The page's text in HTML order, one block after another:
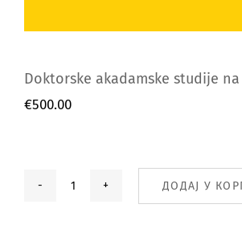
Doktorske akadamske studije
€500.00
Doktorske
ДОДАЈ У